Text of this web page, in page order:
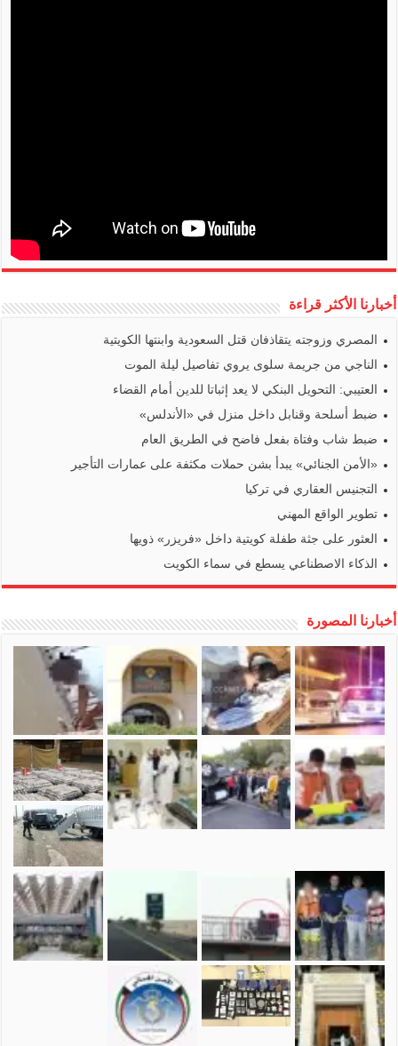
أخبارنا الأكثر قراءة
المصري وزوجته يتقاذفان قتل السعودية وابنتها الكويتية
الناجي من جريمة سلوى يروي تفاصيل ليلة الموت
العتيبي: التحويل البنكي لا يعد إثباتا للدين أمام القضاء
ضبط أسلحة وقنابل داخل منزل في «الأندلس»
ضبط شاب وفتاة بفعل فاضح في الطريق العام
«الأمن الجنائي» يبدأ بشن حملات مكثفة على عمارات التأجير
التجنيس العقاري في تركيا
تطوير الواقع المهني
العثور على جثة طفلة كويتية داخل «فريزر» ذويها
الذكاء الاصطناعي يسطع في سماء الكويت
أخبارنا المصورة